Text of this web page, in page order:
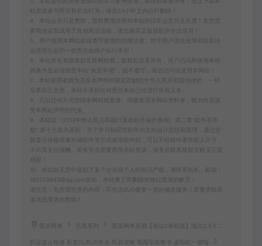
站资源参与商业和非法行为，请在24小时之内自行删除！
4、本站会员只是赞助，赞助费用仅维持本站的日常运营开支所需！若您需
要商业运营或用于其他商业活动，请您购买正版授权并合法使用！
5、用户使用本网站必须遵守使用的法律法规，对于用户违法使用本站非法
6、本站所有资源来自互联网转载，版权归原著所有，用户访问和使用本站
的条件是必须接受本站“免责申明”，如不遵守，请勿访问或使用本网站！
7、本站使用者因为违反本声明的规定而触犯中华人民共和国法律的，一切
后果自己负责，本站不承担任何责任本站已经进行告知义务。
8、凡以任何方式登陆本网站或直接、间接使用本网站资料者，视为自愿接
受本网站声明的约束。
9、本站以《2013中华人民共和国计算机软件保护条例》第二章"软件菩作
权” 第十七条为原则：为了学习和研究软件内含的设计思想和原理，通过安
装显示传输或者存储软件等方式使用软件的，可以不经软件著作权人许可，
不向其支付报酬。若有学员需要商用本站资源，请务必联系版权方购买正版
10、本站如无意中侵犯了某个企业或个人的知识产权，请联系站长，邮箱：
185529643@qq.com告知，本站将立即删除并致以最深的歉意！
请注意：无所谓完美的内容，不包含BUG修复一类的修改服务！若要求较高
追求完美请勿赞助！
爱游网单 完美系列 爱游网单亲测【诛仙2单机版】地宫2.5十二
职业复古精修 配套DUBUG命令 简易攻略 视频安装教学 虚拟机一键端